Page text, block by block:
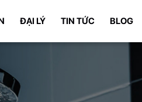
ĐẠI LÝ TIN TỨC BLOG